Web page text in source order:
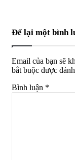
Để lại một bình
Email của bạn sẽ
bắt buộc được
Bình luận *